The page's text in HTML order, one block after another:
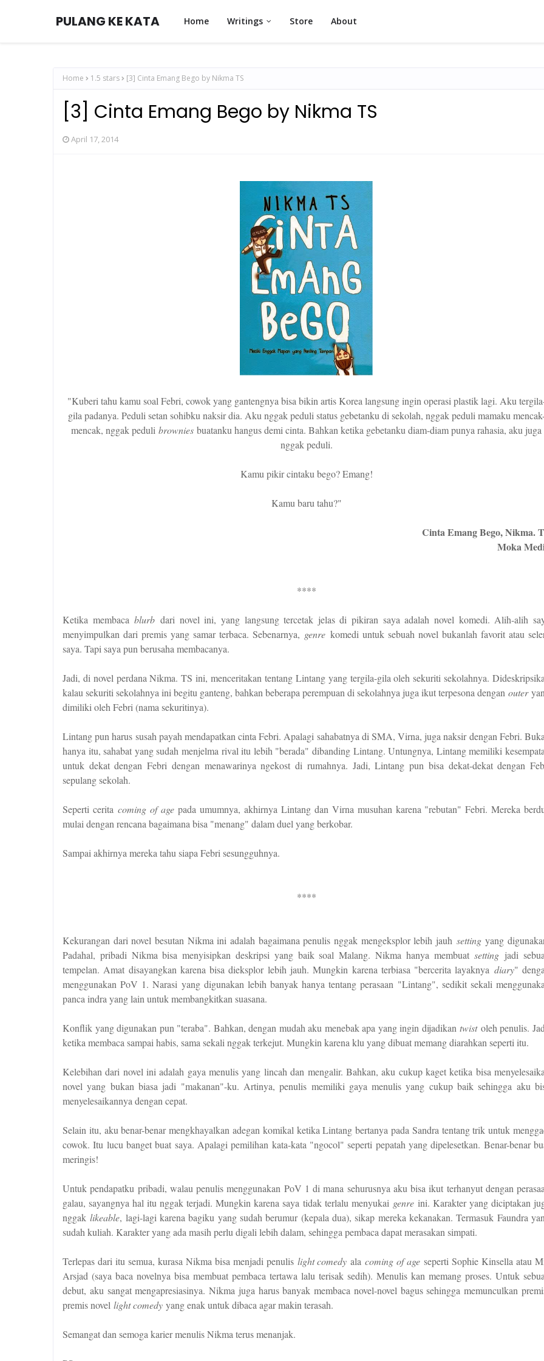
PULANG KE KATA Home Writings Store About
Home 1.5 stars [3] Cinta Emang Bego by Nikma TS
[3] Cinta Emang Bego by Nikma TS
April 17, 2014
"Kuberi tahu kamu soal Febri, cowok yang gantengnya bisa bikin artis Korea langsung ingin operasi plastik lagi. Aku
gila padanya. Peduli setan sohibku naksir dia. Aku nggak peduli status gebetanku di sekolah, nggak peduli mamaku
mencak, nggak peduli brownies buatanku hangus demi cinta. Bahkan ketika gebetanku diam-diam punya rahasia, aku juga
nggak peduli.
Kamu pikir cintaku bego? Emang!
Kamu baru tahu?"
Cinta Emang Bego,Nikma.
Moka
****
Ketika membacablurb dari novel ini, yang langsung tercetak jelas di pikiran saya adalah novel komedi. Alih-alih
menyimpulkan dari premis yang samar terbaca. Sebenarnya, genre komedi untuk sebuah novel bukanlah favorit atau
saya. Tapi saya pun berusaha membacanya.
Jadi, di novel perdana Nikma. TS ini, menceritakan tentang Lintang yang tergila-gila oleh sekuriti sekolahnya.
kalau sekuriti sekolahnya ini begitu ganteng, bahkan beberapa perempuan di sekolahnya juga ikut terpesona dengan outer
dimiliki oleh Febri (nama sekuritinya).
Lintang pun harus susah payah mendapatkan cinta Febri. Apalagi sahabatnya di SMA, Virna, juga naksir dengan Febri.
hanya itu, sahabat yang sudah menjelma rival itu lebih "berada" dibanding Lintang. Untungnya, Lintang memiliki
untuk dekat dengan Febri dengan menawarinya ngekost di rumahnya. Jadi, Lintang pun bisa dekat-dekat dengan
sepulang sekolah.
Seperti cerita coming of agepada umumnya, akhirnya Lintang dan Virna musuhan karena "rebutan" Febri. Mereka
mulai dengan rencana bagaimana bisa "menang" dalam duel yang berkobar.
Sampai akhirnya mereka tahu siapa Febri sesungguhnya.
****
Kekurangan dari novel besutan Nikma ini adalah bagaimana penulis nggak mengeksplor lebih jauh settingyang
Padahal, pribadi Nikma bisa menyisipkan deskripsi yang baik soal Malang. Nikma hanya membuatsetting jadi
tempelan. Amat disayangkan karena bisa dieksplor lebih jauh. Mungkin karena terbiasa "bercerita layaknya diary"
menggunakan PoV 1. Narasi yang digunakan lebih banyak hanya tentang perasaan "Lintang", sedikit sekali
panca indra yang lain untuk membangkitkan suasana.
Konflik yang digunakan pun "teraba". Bahkan, dengan mudah aku menebak apa yang ingin dijadikantwistoleh penulis.
ketika membaca sampai habis, sama sekali nggak terkejut. Mungkin karena klu yang dibuat memang diarahkan seperti itu.
Kelebihan dari novel ini adalah gaya menulis yang lincah dan mengalir. Bahkan, aku cukup kaget ketika bisa
novel yang bukan biasa jadi "makanan"-ku. Artinya, penulis memiliki gaya menulis yang cukup baik sehingga aku
menyelesaikannya dengan cepat.
Selain itu, aku benar-benar mengkhayalkan adegan komikal ketika Lintang bertanya pada Sandra tentang trik untuk
cowok. Itu lucu banget buat saya. Apalagi pemilihan kata-kata "ngocol" seperti pepatah yang dipelesetkan. Benar-benar
meringis!
Untuk pendapatku pribadi, walau penulis menggunakan PoV 1 di mana sehurusnya aku bisa ikut terhanyut dengan
galau, sayangnya hal itu nggak terjadi. Mungkin karena saya tidak terlalu menyukai genreini. Karakter yang diciptakan
nggaklikeable, lagi-lagi karena bagiku yang sudah berumur (kepala dua), sikap mereka kekanakan. Termasuk Faundra
sudah kuliah. Karakter yang ada masih perlu digali lebih dalam, sehingga pembaca dapat merasakan simpati.
Terlepas dari itu semua, kurasa Nikma bisa menjadi penulis light comedy alacoming of ageseperti Sophie Kinsella atau
Arsjad (saya baca novelnya bisa membuat pembaca tertawa lalu terisak sedih). Menulis kan memang proses. Untuk
debut, aku sangat mengapresiasinya. Nikma juga harus banyak membaca novel-novel bagus sehingga memunculkan
premis novel light comedy yang enak untuk dibaca agar makin terasah.
Semangat dan semoga karier menulis Nikma terus menanjak.